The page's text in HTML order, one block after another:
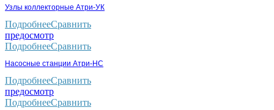
Узлы коллекторные Атри-УК
ПодробнееСравнить
предосмотр
ПодробнееСравнить
Насосные станции Атри-НС
ПодробнееСравнить
предосмотр
ПодробнееСравнить